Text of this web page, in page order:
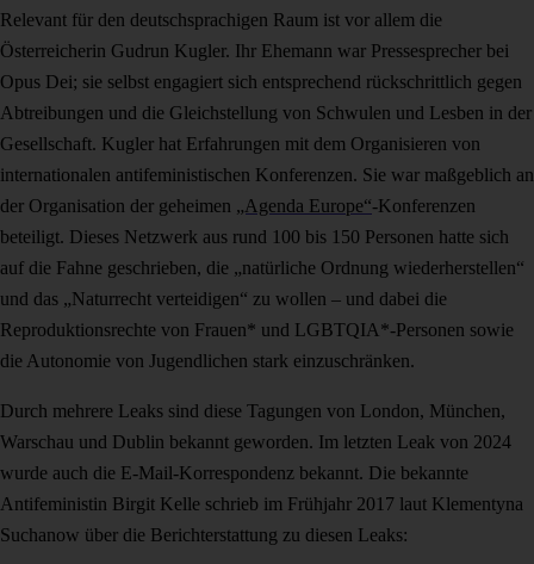
Relevant für den deutschsprachigen Raum ist vor allem die
Österreicherin Gudrun Kugler. Ihr Ehemann war Pressesprecher bei
Opus Dei; sie selbst engagiert sich entsprechend rückschrittlich gegen
Abtreibungen und die Gleichstellung von Schwulen und Lesben in der
Gesellschaft. Kugler hat Erfahrungen mit dem Organisieren von
internationalen antifeministischen Konferenzen. Sie war maßgeblich an
der Organisation der geheimen „Agenda Europe“-Konferenzen
beteiligt. Dieses Netzwerk aus rund 100 bis 150 Personen hatte sich
auf die Fahne geschrieben, die „natürliche Ordnung wiederherstellen“
und das „Naturrecht verteidigen“ zu wollen – und dabei die
Reproduktionsrechte von Frauen* und LGBTQIA*-Personen sowie
die Autonomie von Jugendlichen stark einzuschränken.
Durch mehrere Leaks sind diese Tagungen von London, München,
Warschau und Dublin bekannt geworden. Im letzten Leak von 2024
wurde auch die E-Mail-Korrespondenz bekannt. Die bekannte
Antifeministin Birgit Kelle schrieb im Frühjahr 2017 laut Klementyna
Suchanow über die Berichterstattung zu diesen Leaks: